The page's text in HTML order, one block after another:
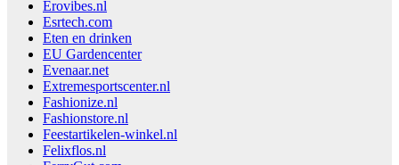
Erovibes.nl
Esrtech.com
Eten en drinken
EU Gardencenter
Evenaar.net
Extremesportscenter.nl
Fashionize.nl
Fashionstore.nl
Feestartikelen-winkel.nl
Felixflos.nl